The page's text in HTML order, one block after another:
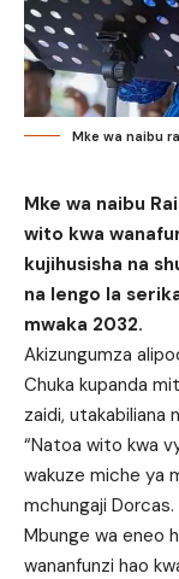
Mke wa naibu
Mke wa naibu
wito kwa
kujihusisha na
na lengo la
mwaka 2032.
Akizungumza
Chuka kupanda
zaidi, utakabiliana
“Natoa wito kwa
wakuze miche ya
mchungaji Dorcas.
Mbunge wa eneo
wananfunzi hao